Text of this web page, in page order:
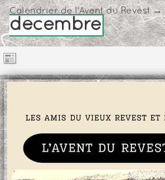
Calendrier de l'Avent du Revest→
décembre